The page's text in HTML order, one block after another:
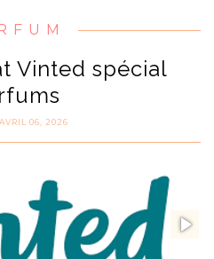
Vinted spécial
06, 2026